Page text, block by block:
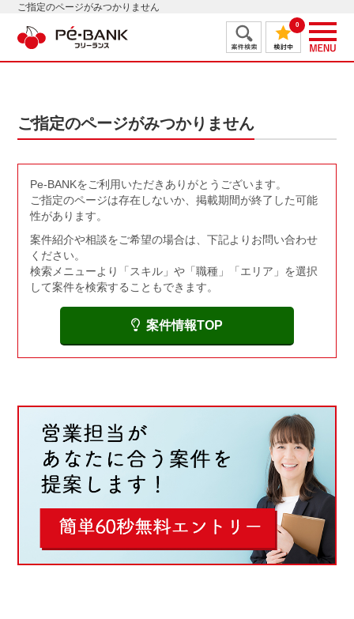
ご指定のページがみつかりません
0
ご指定のページがみつかりません
Pe-BANKをご利用いただきありがとうございます。
ご指定のページは存在しないか、掲載期間が終了した可能
性があります。
案件紹介や相談をご希望の場合は、下記よりお問い合わせ
ください。
検索メニューより「スキル」や「職種」「エリア」を選択
して案件を検索することもできます。
案件情報TOP